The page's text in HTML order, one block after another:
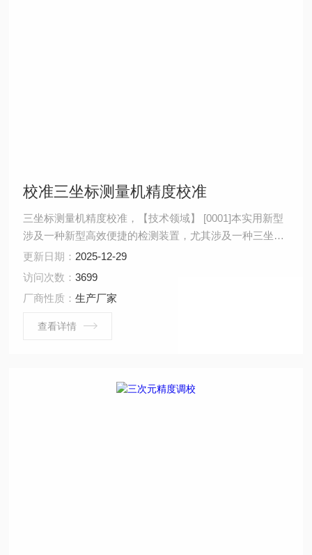
校准三坐标测量机精度校准
三坐标测量机精度校准，【技术领域】 [0001]本实用新型
涉及一种新型高效便捷的检测装置，尤其涉及一种三坐标
测量机精度校准的检测装置。
更新日期： 2025-12-29
访问次数：3699
厂商性质：生产厂家
查看详情